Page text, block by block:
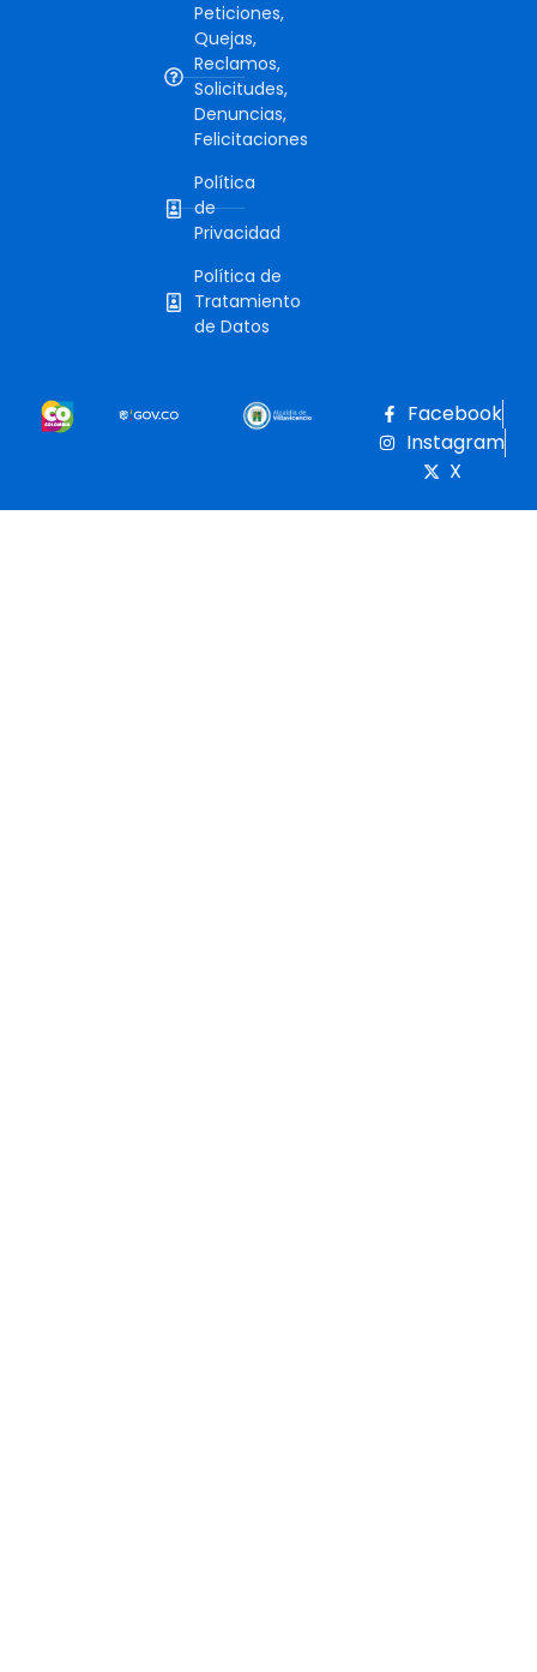
Peticiones,
Quejas,
Reclamos,
Solicitudes,
Denuncias,
Felicitaciones
Política
de
Privacidad
Política de
Tratamiento
de Datos
Facebook
Instagram
X